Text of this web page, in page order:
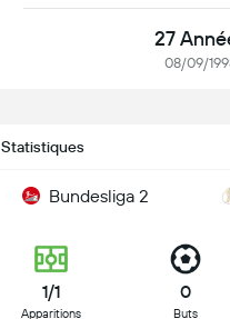
27
08/09/
Statistiques
Bundesliga 2
1/1
Apparitions
0
Buts